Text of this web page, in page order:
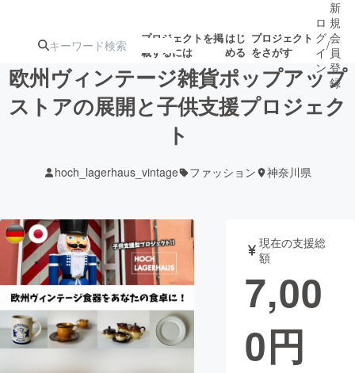
プロジェクトを掲
載するには
はじ
める
プロジェクト
をさがす
注目の新着プロ
テクノロジー・ガジェット
映像・映画 書籍・雑誌
ビジネス・起業 チャレンジ
ロ
グ
イ
ン
/
新
規
会
員
登
録
欧州ヴィンテージ雑貨ポップアップ
ストアの展開と子供支援プロジェク
ト
hoch_lagerhaus_vintage ファッション 神奈川県
現在の支援総
額
7,00
0円